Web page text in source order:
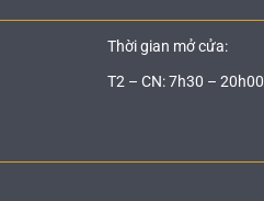
Thời gian mở cửa:
T2 – CN: 7h30 – 20h00